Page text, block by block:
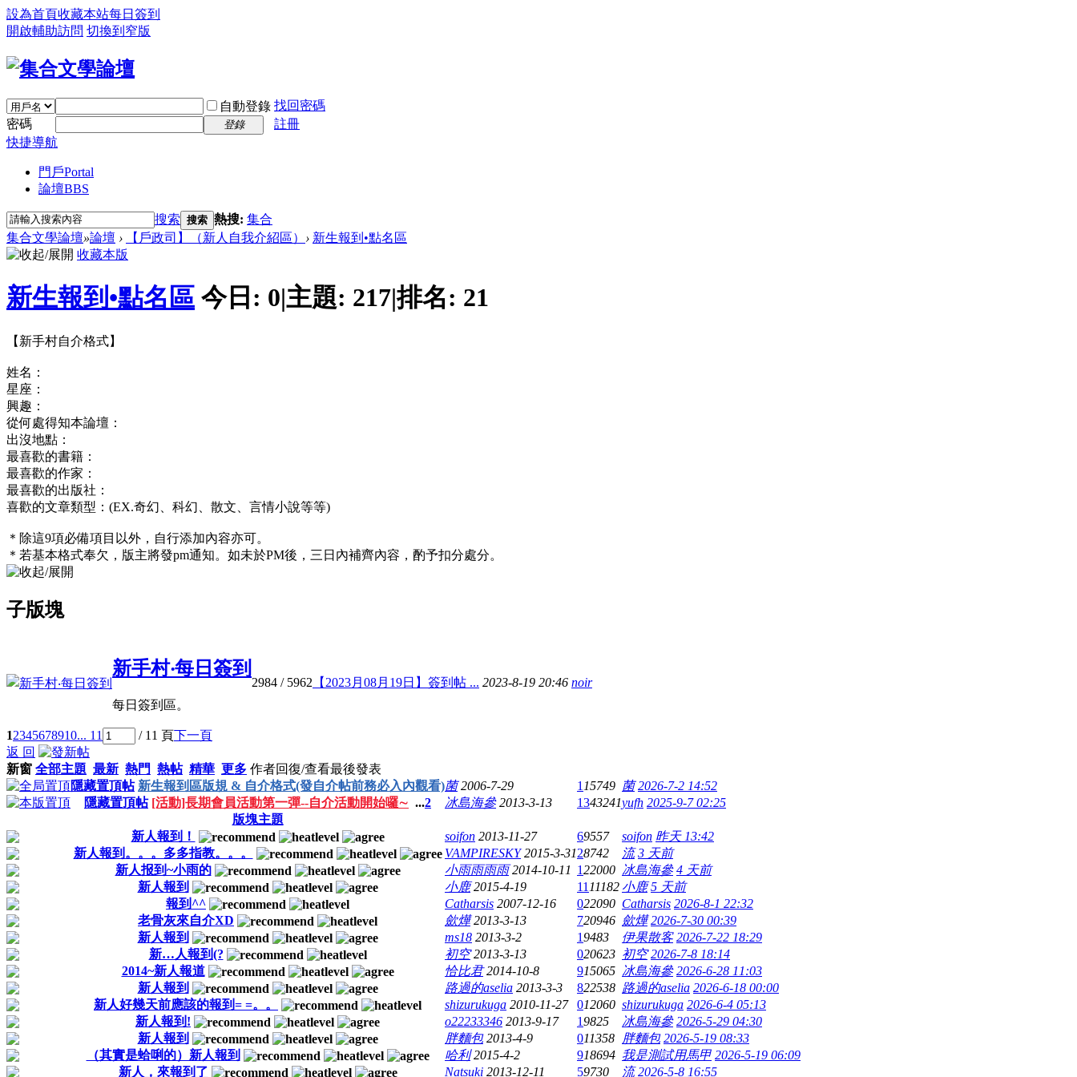
設為首頁收藏本站每日簽到
開啟輔助訪問 切換到窄版
自動登錄 找回密碼
密碼
登錄
註冊
快捷導航
門戶Portal
論壇BBS
搜索 搜索 熱搜: 集合
集合文學論壇»論壇 › 【戶政司】（新人自我介紹區） › 新生報到•點名區
收藏本版
新生報到•點名區 今日: 0|主題: 217|排名: 21
【新手村自介格式】
姓名：
星座：
興趣：
從何處得知本論壇：
出沒地點：
最喜歡的書籍：
最喜歡的作家：
最喜歡的出版社：
喜歡的文章類型：(EX.奇幻、科幻、散文、言情小說等等)
＊除這9項必備項目以外，自行添加內容亦可。
＊若基本格式奉欠，版主將發pm通知。如未於PM後，三日內補齊內容，酌予扣分處分。
子版塊
新手村‧每日簽到
每日簽到區。
2984 / 5962 【2023月08月19日】簽到帖 ... 2023-8-19 20:46 noir
12345678910... 11 / 11 頁下一頁
返 回
新窗 全部主題 最新 熱門 熱帖 精華 更多 作者回復/查看最後發表
隱藏置頂帖 新生報到區版規 & 自介格式(發自介帖前務必入內觀看)菌 2006-7-29 1 15749 菌 2026-7-2 14:52
隱藏置頂帖 [活動]長期會員活動第一彈--自介活動開始囉∼ ...2 冰島海參 2013-3-13 1343241yufh 2025-9-7 02:25
版塊主題
新人報到！
soifon 2013-11-27 69557 soifon 昨天 13:42
新人報到。。。多多指教。。。
VAMPIRESKY 2015-3-3128742 流 3 天前
新人报到~小雨的
小雨雨雨雨 2014-10-11 122000 冰島海參 4 天前
新人報到
小鹿 2015-4-19 11 11182 小鹿 5 天前
報到^^
Catharsis 2007-12-16 022090 Catharsis 2026-8-1 22:32
老骨灰來自介XD
歛燁 2013-3-13 720946 歛燁 2026-7-30 00:39
新人報到
ms18 2013-3-2 19483 伊果散客 2026-7-22 18:29
新…人報到(?
初空 2013-3-13 020623 初空 2026-7-8 18:14
2014~新人報道
恰比君 2014-10-8 915065 冰島海參 2026-6-28 11:03
新人報到
路過的aselia 2013-3-3 822538 路過的aselia 2026-6-18 00:00
新人好幾天前應該的報到= =。。
shizurukuga 2010-11-27 012060 shizurukuga 2026-6-4 05:13
新人報到!
o22233346 2013-9-17 19825 冰島海參 2026-5-29 04:30
新人報到
胖麵包 2013-4-9 011358 胖麵包 2026-5-19 08:33
（其實是蛤唎的）新人報到
哈利 2015-4-2 918694 我是測試用馬甲 2026-5-19 06:09
新人，來報到了
Natsuki 2013-12-11 59730 流 2026-5-8 16:55